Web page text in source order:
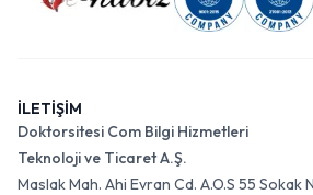
İLETİŞİM
Doktorsitesi Com Bilgi Hizmetleri
Teknoloji ve Ticaret A.Ş.
Maslak Mah. Ahi Evran Cd. A.O.S 55 Sokak